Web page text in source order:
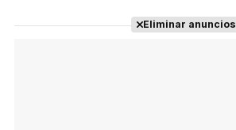
Eliminar anuncios